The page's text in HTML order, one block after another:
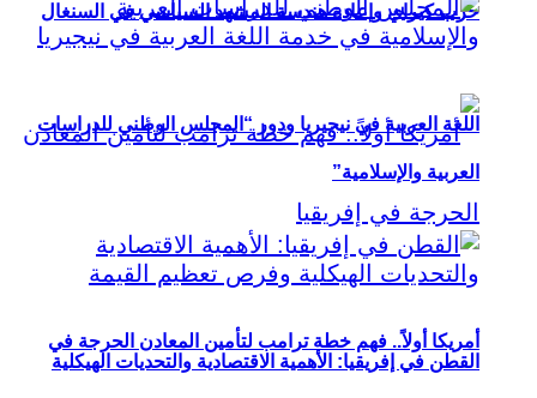
حزب كيراي وإعادة هندسة المشهد السياسي في السنغال
أمريكا أولاً.. فهم خطة ترامب لتأمين المعادن الحرجة في
اللغة العربية في نيجيريا ودور “المجلس الوطني للدراسات
العربية والإسلامية”
القطن في إفريقيا: الأهمية الاقتصادية والتحديات الهيكلية